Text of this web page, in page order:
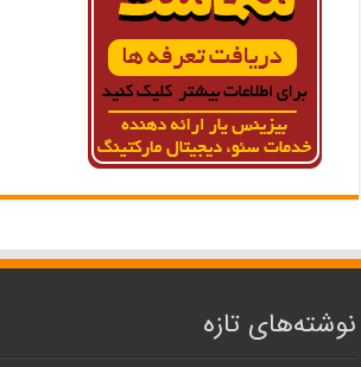
نوشته‌های تازه